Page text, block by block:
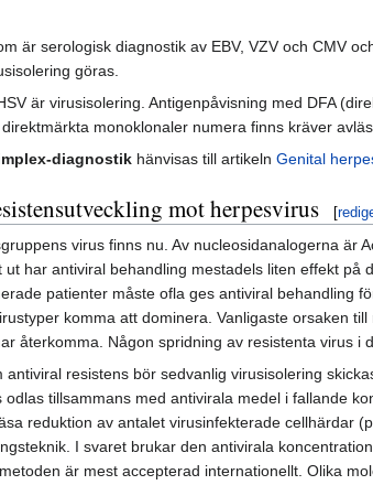
är serologisk diagnostik av EBV, VZV och CMV
göras.
är virusisolering. Antigenpåvisning med DFA
monoklonaler numera finns kräver
diagnostik hänvisas till artikeln Genital
mot herpesvirus [
virus finns nu. Av nucleosidanalogerna
har antiviral behandling mestadels liten effekt
patienter måste ofla ges antiviral behandling
komma att dominera. Vanligaste orsaken
återkomma. Någon spridning av resistenta virus i
resistens bör sedvanlig virusisolering
tillsammans med antivirala medel i fallande
reduktion av antalet virusinfekterade cellhärdar
I svaret brukar den antivirala
är mest accepterad internationellt. Olika